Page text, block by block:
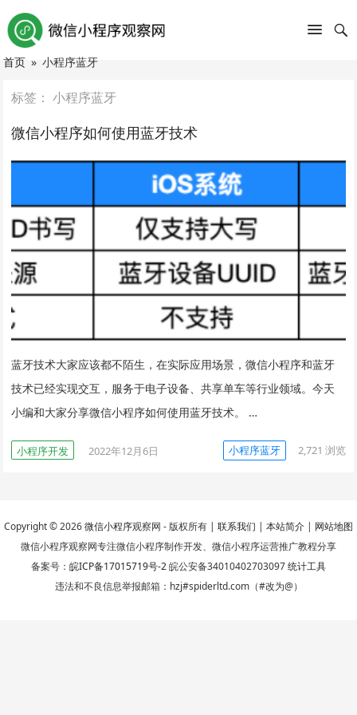
首页 » 小程序蓝牙
标签：小程序蓝牙
微信小程序如何使用蓝牙技术
蓝牙技术大家应该都不陌生，在实际应用场景，微信小程序和蓝牙
技术已经实现交互，服务于电子设备、共享单车等行业领域。今天
小编和大家分享微信小程序如何使用蓝牙技术。 …
小程序开发 2022年12月6日 小程序蓝牙 2,721 浏览
Copyright © 2026微信小程序观察网 - 版权所有 | 联系我们 | 本站简介 | 网站地图
微信小程序观察网专注微信小程序制作开发、微信小程序运营推广教程分享
备案号： 皖ICP备17015719号-2皖公安备34010402703097统计工具
违法和不良信息举报邮箱：hzj#spiderltd.com（#改为@）